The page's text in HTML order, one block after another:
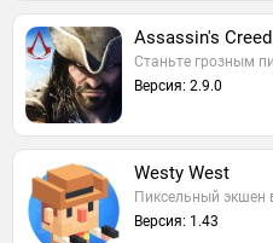
Assassin's
Станьте грозным
Версия: 2.9.0
Westy West
Пиксельный экшен
Версия: 1.43